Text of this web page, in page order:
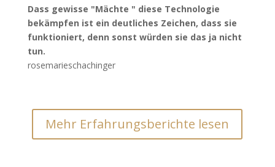
Dass gewisse "Mächte " diese Technologie
bekämpfen ist ein deutliches Zeichen, dass sie
funktioniert, denn sonst würden sie das ja nicht
tun.
rosemarieschachinger
Mehr Erfahrungsberichte lesen